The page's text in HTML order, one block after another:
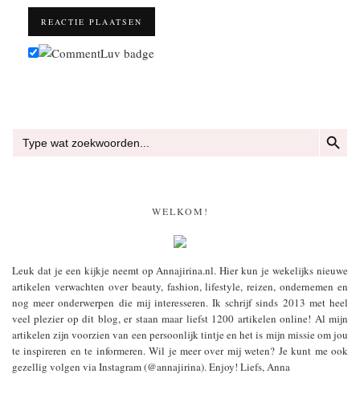
naar:
WELKOM!
Leuk dat je een kijkje neemt op Annajirina.nl. Hier kun je wekelijks nieuwe
artikelen verwachten over beauty, fashion, lifestyle, reizen, ondernemen en
nog meer onderwerpen die mij interesseren. Ik schrijf sinds 2013 met heel
veel plezier op dit blog, er staan maar liefst 1200 artikelen online! Al mijn
artikelen zijn voorzien van een persoonlijk tintje en het is mijn missie om jou
te inspireren en te informeren. Wil je meer over mij weten? Je kunt me ook
gezellig volgen via Instagram (@annajirina). Enjoy! Liefs, Anna